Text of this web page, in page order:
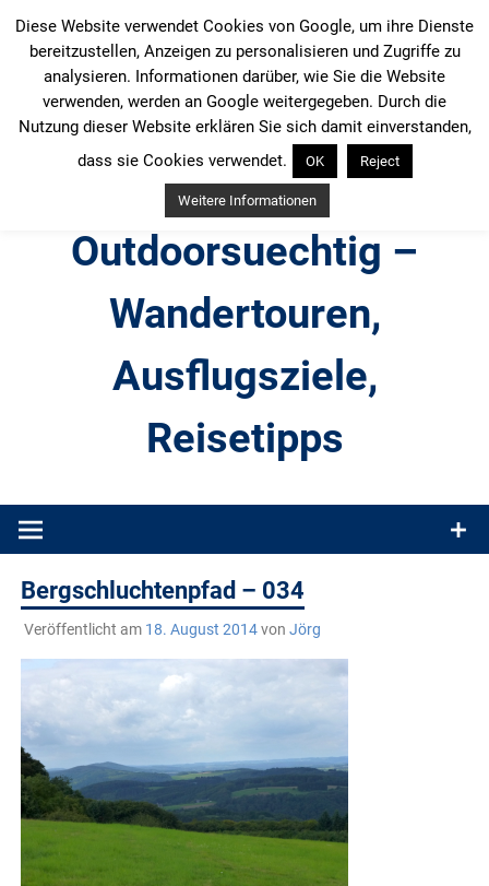
Inhalt
springen
Outdoorsuechtig –
Wandertouren,
Ausflugsziele,
Reisetipps
Produkttests und Buchrezensionen. Ein Blog für alle, die gern
Bergschluchtenpfad – 034
Veröffentlicht am 18. August 2014von Jörg
Diese Website verwendet Cookies von Google, um ihre Dienste
bereitzustellen, Anzeigen zu personalisieren und Zugriffe zu
analysieren. Informationen darüber, wie Sie die Website
verwenden, werden an Google weitergegeben. Durch die
Nutzung dieser Website erklären Sie sich damit einverstanden,
dass sie Cookies verwendet.
OK Reject
Weitere Informationen